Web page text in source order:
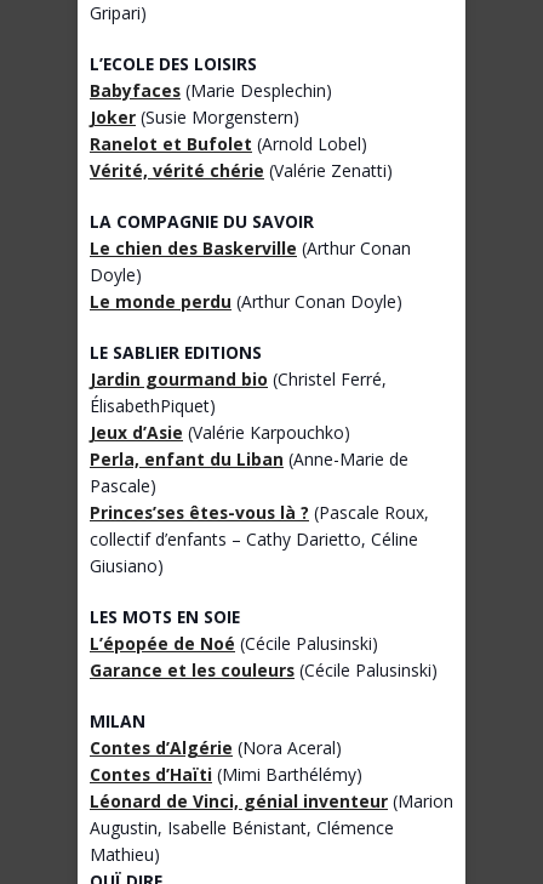
Gripari)
L’ECOLE DES LOISIRS
Babyfaces (Marie Desplechin)
Joker (Susie Morgenstern)
Ranelot et Bufolet (Arnold Lobel)
Vérité, vérité chérie (Valérie Zenatti)
LA COMPAGNIE DU SAVOIR
Le chien des Baskerville (Arthur Conan
Doyle)
Le monde perdu (Arthur Conan Doyle)
LE SABLIER EDITIONS
Jardin gourmand bio (Christel Ferré,
ÉlisabethPiquet)
Jeux d’Asie (Valérie Karpouchko)
Perla, enfant du Liban (Anne-Marie de
Pascale)
Princes’ses êtes-vous là ? (Pascale Roux,
collectif d’enfants – Cathy Darietto, Céline
Giusiano)
LES MOTS EN SOIE
L’épopée de Noé (Cécile Palusinski)
Garance et les couleurs (Cécile Palusinski)
MILAN
Contes d’Algérie (Nora Aceral)
Contes d’Haïti (Mimi Barthélémy)
Léonard de Vinci, génial inventeur (Marion
Augustin, Isabelle Bénistant, Clémence
Mathieu)